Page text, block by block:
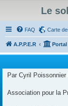
Le
FAQ Carte
A.P.P.E.R Portal
Par Cyril
Association pour la